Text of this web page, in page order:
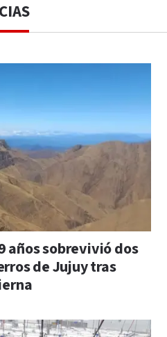
años sobrevivió dos
de Jujuy tras